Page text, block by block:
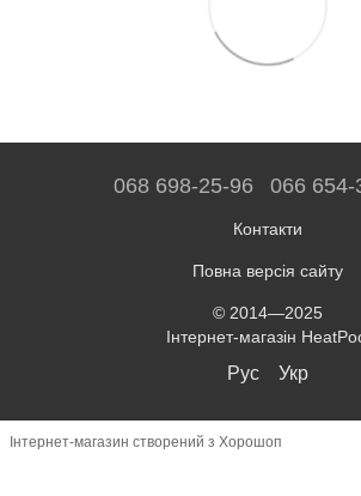
068 698-25-96 066 654-
Контакти
Повна версія сайту
© 2014—2025
Інтернет-магазін
Рус Укр
Інтернет-магазин створений з Хорошоп